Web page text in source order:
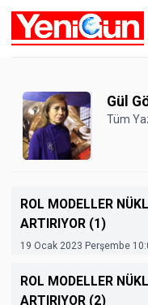
Gül
Tüm
ROL MODELLER
ARTIRIYOR (1)
19 Ocak 2023 Perşembe
ROL MODELLER
ARTIRIYOR (2)